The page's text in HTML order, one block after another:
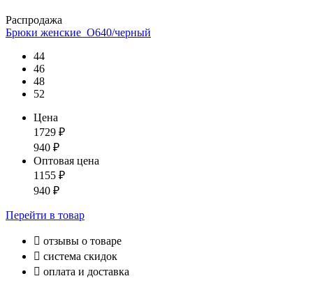
Распродажа
Брюки женские_О640/черный
44
46
48
52
Цена
1729 ₽
940 ₽
Оптовая цена
1155 ₽
940 ₽
Перейти в товар
 отзывы о товаре
 система скидок
 оплата и доставка